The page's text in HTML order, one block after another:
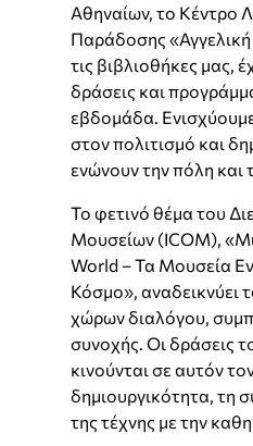
Αθηναίων, το Κέντρο
Παράδοσης
τις βιβλιοθήκες μας,
δράσεις και
εβδομάδα.
στον πολιτισμό και
ενώνουν την πόλη
Το φετινό θέμα του
Μουσείων (ICOM),
World – Τα Μουσεία
Κόσμο», αναδεικνύει
χώρων διαλόγου,
συνοχής. Οι δράσεις
κινούνται σε αυτόν
δημιουργικότητα, τη
της τέχνης με την